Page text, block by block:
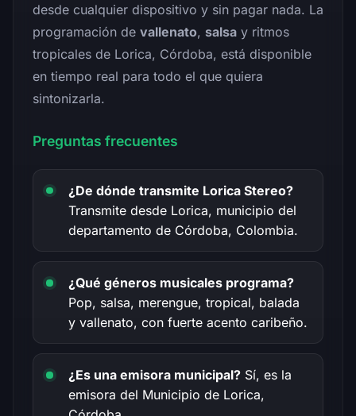
desde cualquier dispositivo y sin pagar nada. La
programación de vallenato, salsa y ritmos
tropicales de Lorica, Córdoba, está disponible
en tiempo real para todo el que quiera
sintonizarla.
Preguntas frecuentes
¿De dónde transmite Lorica Stereo?
Transmite desde Lorica, municipio del
departamento de Córdoba, Colombia.
¿Qué géneros musicales programa?
Pop, salsa, merengue, tropical, balada
y vallenato, con fuerte acento caribeño.
¿Es una emisora municipal? Sí, es la
emisora del Municipio de Lorica,